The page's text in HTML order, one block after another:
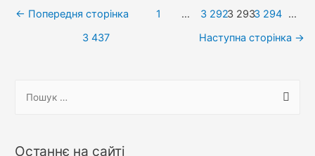
Навігація
← Попередня сторінка 1 … 3 2923 2933 294 …
3 437
Наступна сторінка →
у
Останнє на сайті